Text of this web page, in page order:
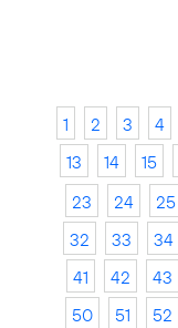
1 2 3 4
13
14 15
23
24 25
32
33 34
41
42 43
50
51 52